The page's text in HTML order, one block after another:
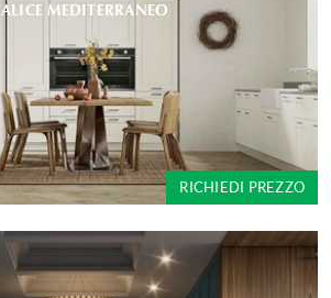
ALICE MEDITERRANEO
RICHIEDI PREZZO